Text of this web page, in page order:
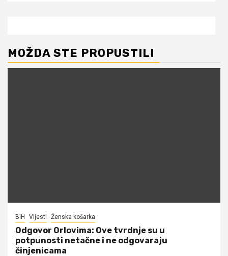
MOŽDA STE PROPUSTILI
BiH Vijesti Ženska košarka
Odgovor Orlovima: ​Ove tvrdnje su u
potpunosti netačne i ne odgovaraju
činjenicama